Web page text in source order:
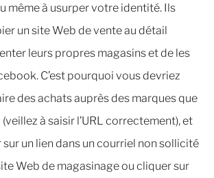
même à usurper votre identité. Ils
un site Web de vente au détail
leurs propres magasins et de les
C’est pourquoi vous devriez
des achats auprès des marques que
à saisir l’URL correctement), et
sur un lien dans un courriel non sollicité
Web de magasinage ou cliquer sur